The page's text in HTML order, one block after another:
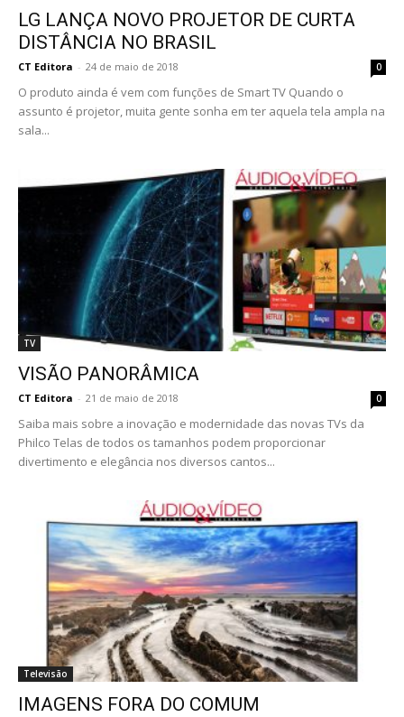
LG LANÇA NOVO PROJETOR DE CURTA
DISTÂNCIA NO BRASIL
CT Editora - 24 de maio de 2018 0
O produto ainda é vem com funções de Smart TV Quando o
assunto é projetor, muita gente sonha em ter aquela tela ampla na
sala...
TV
VISÃO PANORÂMICA
CT Editora - 21 de maio de 2018 0
Saiba mais sobre a inovação e modernidade das novas TVs da
Philco Telas de todos os tamanhos podem proporcionar
divertimento e elegância nos diversos cantos...
Televisão
IMAGENS FORA DO COMUM